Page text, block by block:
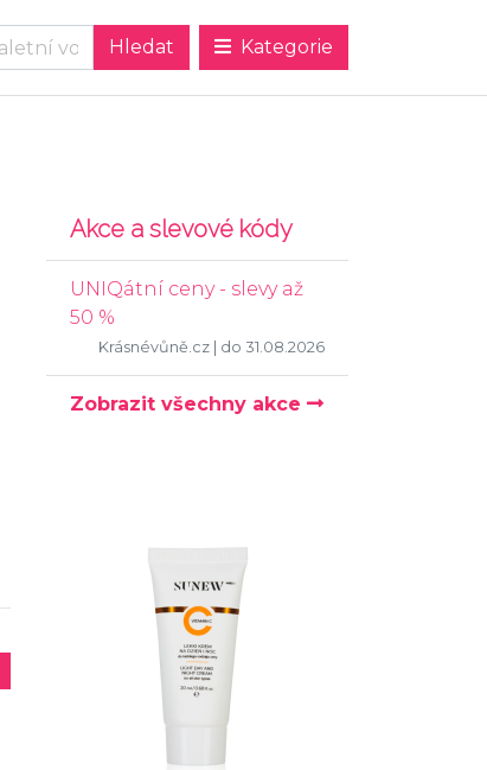
Kategorie
Akce a slevové kódy
UNIQátní ceny - slevy až
50 %
Krásnévůně.cz | do 31.08.2026
Zobrazit všechny akce